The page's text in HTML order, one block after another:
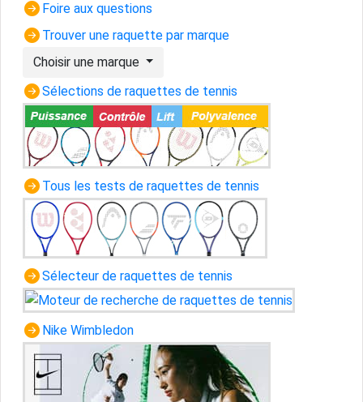
Foire aux questions
Trouver une raquette par marque
Choisir une marque
Sélections de raquettes de tennis
Tous les tests de raquettes de tennis
Sélecteur de raquettes de tennis
Nike Wimbledon